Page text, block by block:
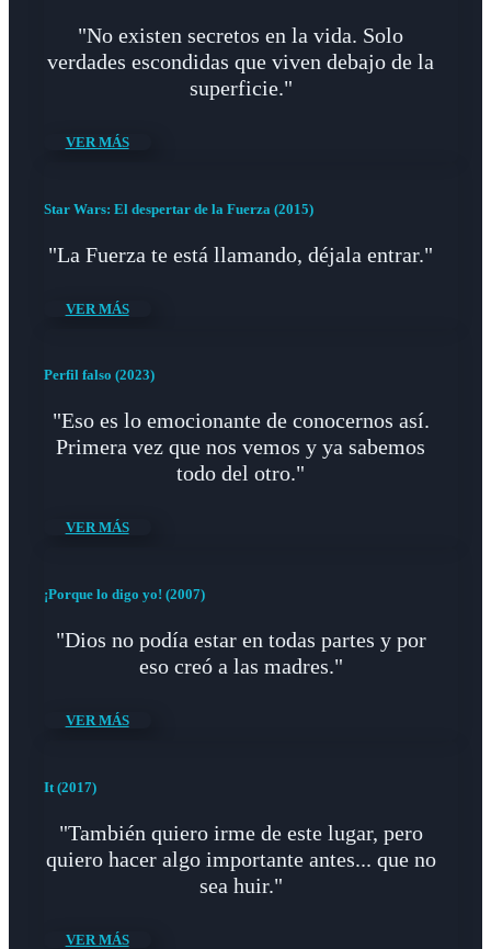
"No existen secretos en la vida. Solo
verdades escondidas que viven debajo de la
superficie."
VER MÁS
Star Wars: El despertar de la Fuerza (2015)
"La Fuerza te está llamando, déjala entrar."
VER MÁS
Perfil falso (2023)
"Eso es lo emocionante de conocernos así.
Primera vez que nos vemos y ya sabemos
todo del otro."
VER MÁS
¡Porque lo digo yo! (2007)
"Dios no podía estar en todas partes y por
eso creó a las madres."
VER MÁS
It (2017)
"También quiero irme de este lugar, pero
quiero hacer algo importante antes... que no
sea huir."
VER MÁS